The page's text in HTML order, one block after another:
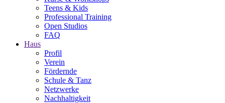
Teens & Kids
Professional Training
Open Studios
FAQ
Haus
Profil
Verein
Fördernde
Schule & Tanz
Netzwerke
Nachhaltigkeit